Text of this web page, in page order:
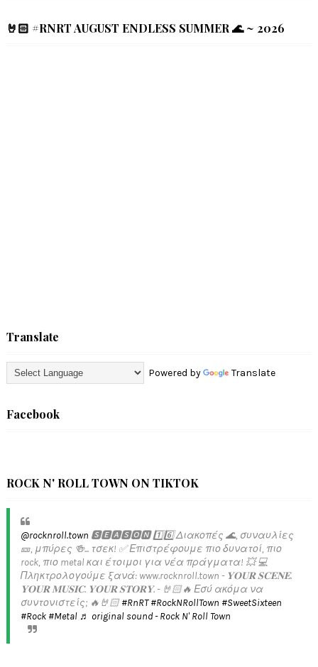
🤘🏻 #RNRT AUGUST ENDLESS SUMMER 🌊 ~ 2026
Translate
Powered by Translate
Facebook
ROCK N' ROLL TOWN ON TIKTOK
@rocknroll.town 🆂🅴🅰🆂🅾🅽 1️⃣6️⃣ Διακοπές 🌊, συναυλίες
🎫, μπύρες 🍻... τσεκ! ✅️ Επιστρέφουμε πιο δυνατοί, πιο
rock, πιο metal και έτοιμοι για νέα πράγματα! 💥 💻
Πληκτρολογούμε ξανά: www.rocknroll.town - 𝐘𝐎𝐔𝐑 𝐒𝐂𝐄𝐍𝐄.
𝐘𝐎𝐔𝐑 𝐌𝐔𝐒𝐈𝐂. 𝐘𝐎𝐔𝐑 𝐒𝐓𝐎𝐑𝐘. - 🤘🏻🔥 Εσύ ακόμα να
συντονιστείς; 🔥🤘🏻#RnRT #RockNRollTown #SweetSixteen
#Rock #Metal ♬ original sound - Rock N' Roll Town